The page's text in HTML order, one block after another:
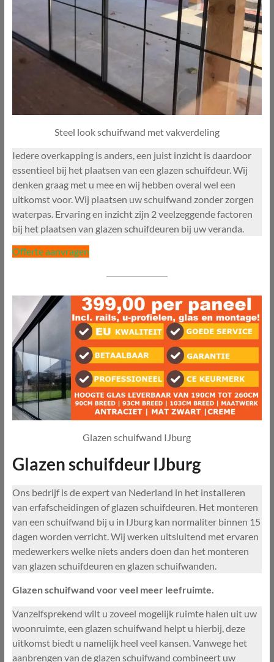
Steel look schuifwand met vakverdeling
Iedere overkapping is anders, een juist inzicht is daardoor
essentieel bij het plaatsen van een glazen schuifdeur. Wij
denken graag met u mee en wij hebben overal wel een
uitkomst voor. Wij plaatsen uw schuifwand zonder zorgen
waterpas. Ervaring en inzicht zijn 2 veelzeggende factoren
bij het plaatsen van glazen schuifdeuren bij uw veranda.
Offerte aanvragen
Glazen schuifwand IJburg
Glazen schuifdeur IJburg
Ons bedrijf is de expert van Nederland in het installeren
van erfafscheidingen of glazen schuifdeuren. Het monteren
van een schuifwand bij u in IJburg kan normaliter binnen 15
dagen worden verricht. Wij werken uitsluitend met ervaren
medewerkers welke niets anders doen dan het monteren
van glazen schuifdeuren en glazen schuifwanden.
Glazen schuifwand voor veel meer leefruimte.
Vanzelfsprekend wilt u zoveel mogelijk ruimte halen uit uw
woonruimte, een glazen schuifwand helpt u hierbij, deze
uitkomst biedt u namelijk heel veel kansen. Vanwege het
aanbrengen van de glazen schuifwand combineert uw